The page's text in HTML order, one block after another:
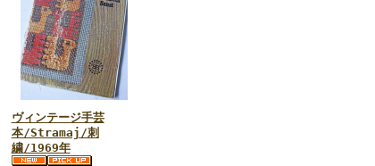
ヴィンテージ手芸
本/Stramaj/刺
繍/1969年